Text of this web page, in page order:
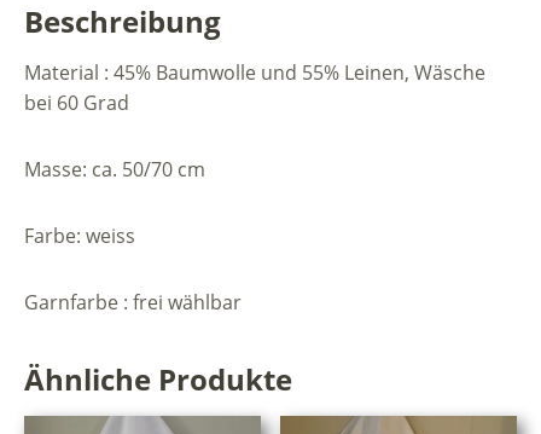
Muslock,
dat
so
is.
Menge
Beschreibung
Material : 45% Baumwolle und 55% Leinen, Wäsche
bei 60 Grad
Masse: ca. 50/70 cm
Farbe: weiss
Garnfarbe : frei wählbar
Ähnliche Produkte